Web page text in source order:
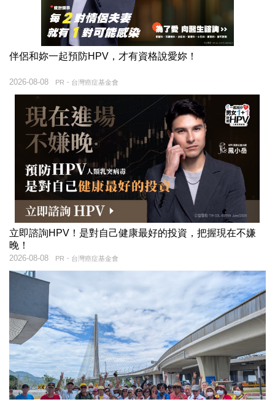
伴侶和妳一起預防HPV，才有資格說愛妳！
PR・台灣癌症基金會
2026-08-08
立即諮詢HPV！是對自己健康最好的投資，把握現在不嫌
晚！
PR・台灣癌症基金會
2026-08-08